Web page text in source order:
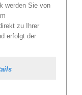
werden Sie von
zu Ihrer
erfolgt der